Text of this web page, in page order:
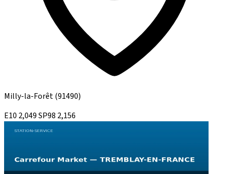
Milly-la-Forêt(91490)
E10 2,049SP98 2,156